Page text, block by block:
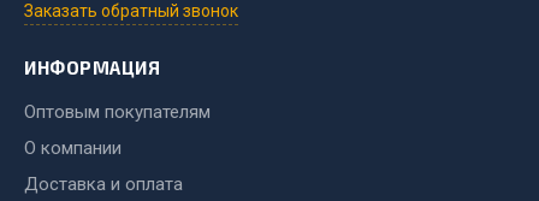
Сцепление
Весь раздел
Заказать обратный звонок
ИНФОРМАЦИЯ
Оптовым покупателям
О компании
Доставка и оплата